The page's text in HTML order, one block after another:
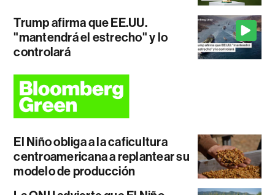
Trump afirma que EE.UU.
"mantendrá el estrecho" y lo
controlará
El Niño obliga a la caficultura
centroamericana a replantear su
modelo de producción